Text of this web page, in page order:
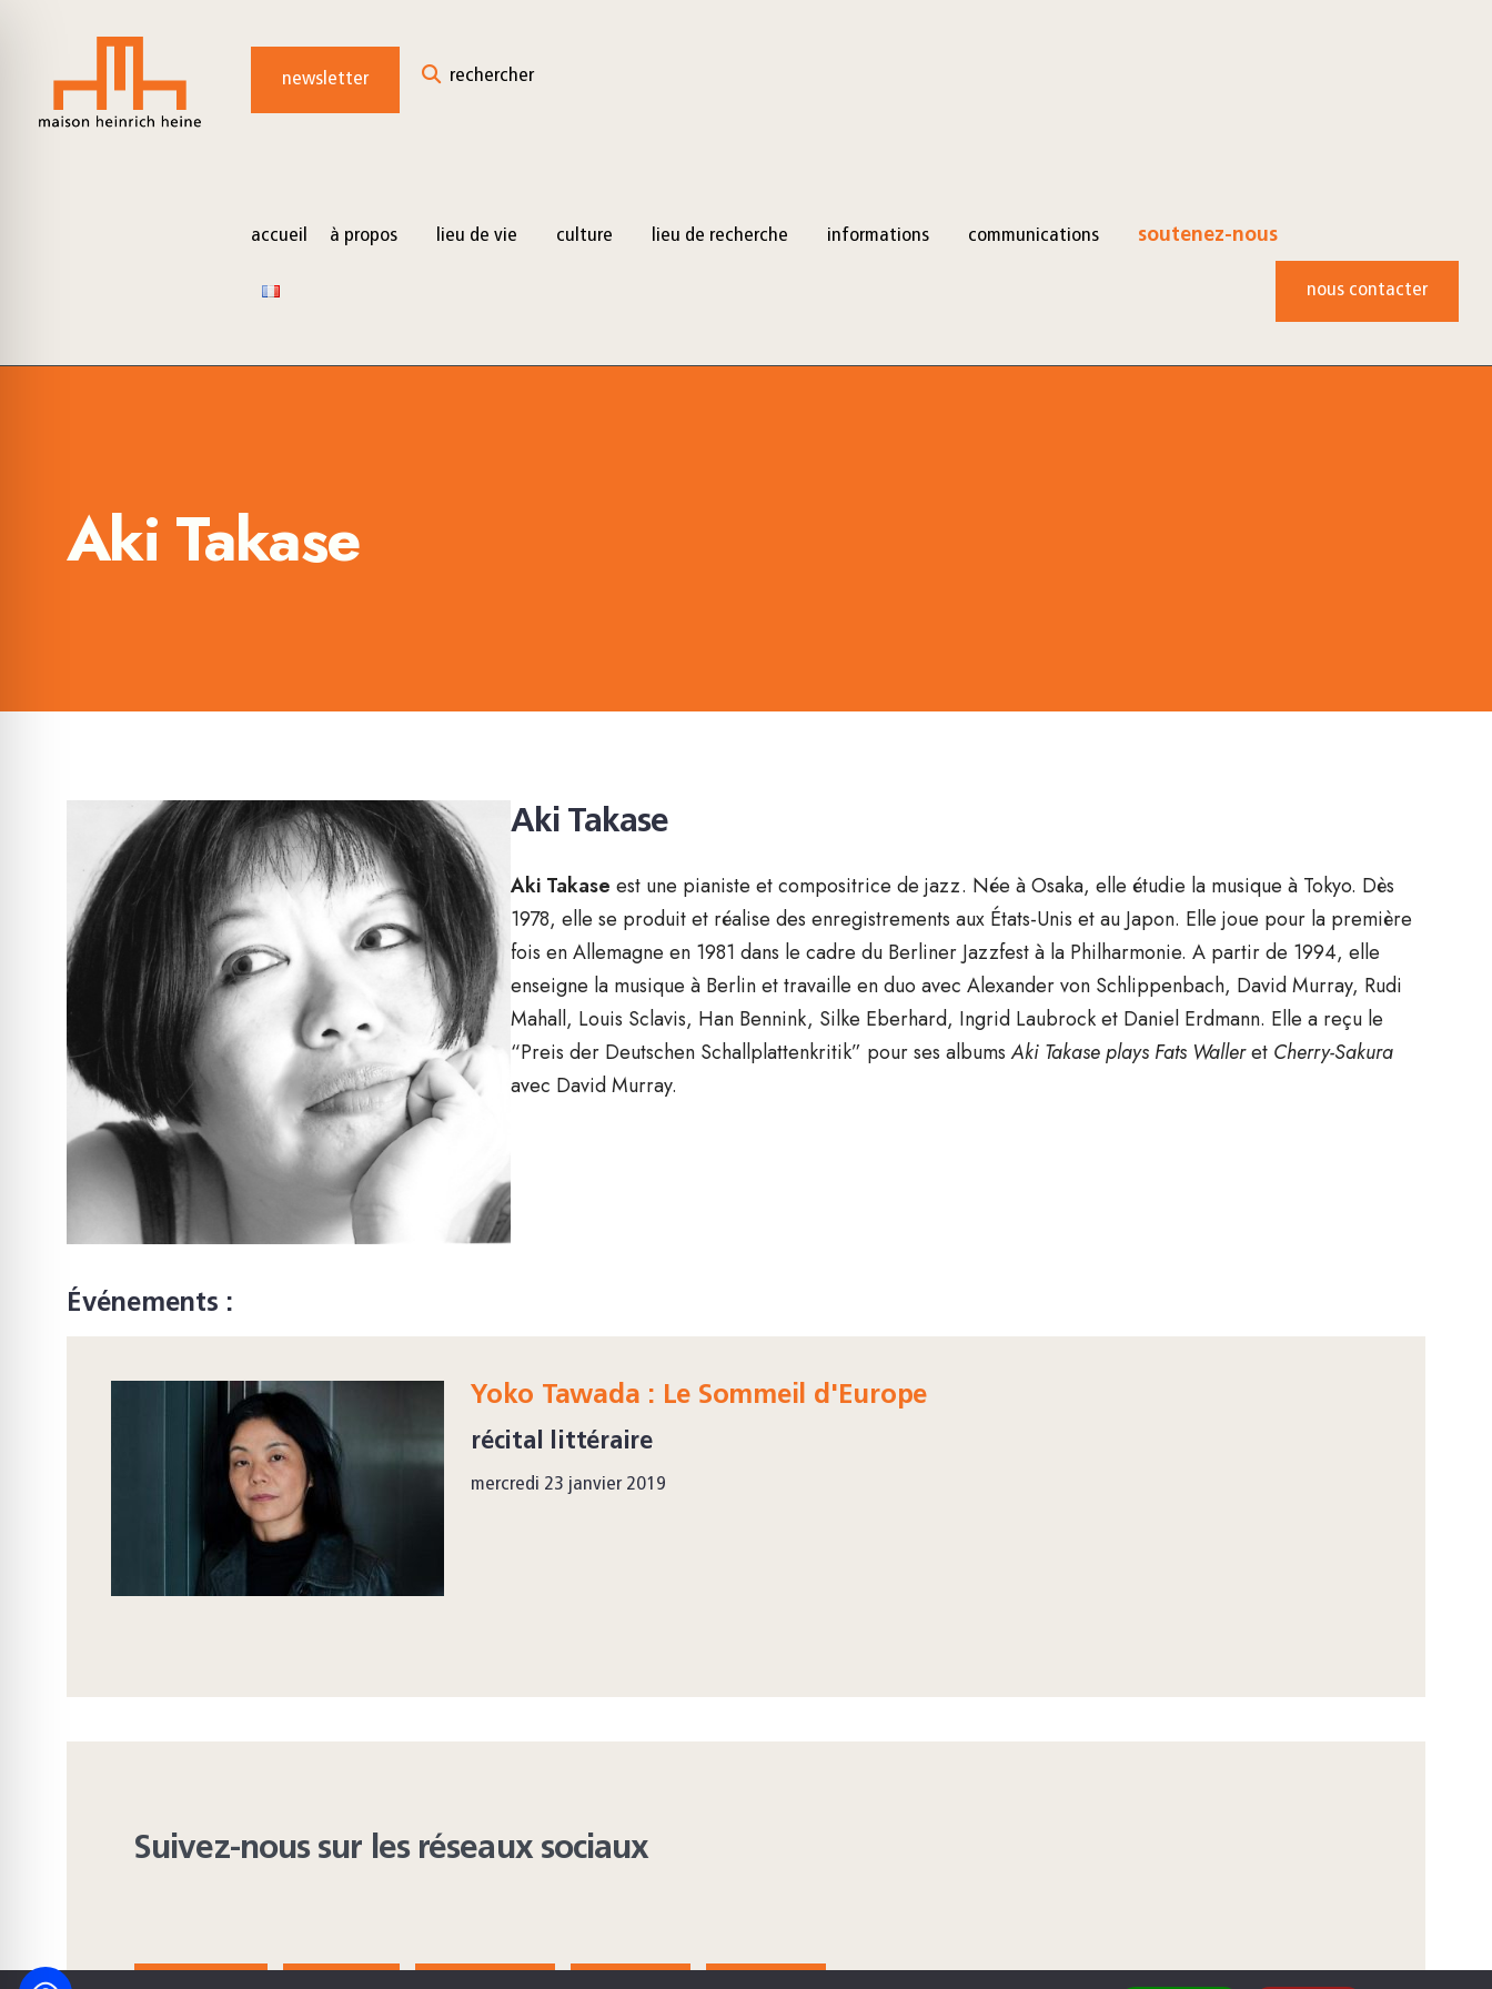
content
newsletter rechercher
accueil à propos lieu de vie culture lieu de recherche informations communications soutenez-nous
nous contacter
Aki Takase
Aki Takase
Aki Takase est une pianiste et compositrice de jazz. Née à Osaka, elle étudie la musique à Tokyo. Dès
1978, elle se produit et réalise des enregistrements aux États-Unis et au Japon. Elle joue pour la première
fois en Allemagne en 1981 dans le cadre du Berliner Jazzfest à la Philharmonie. A partir de 1994, elle
enseigne la musique à Berlin et travaille en duo avec Alexander von Schlippenbach, David Murray, Rudi
Mahall, Louis Sclavis, Han Bennink, Silke Eberhard, Ingrid Laubrock et Daniel Erdmann. Elle a reçu le
“Preis der Deutschen Schallplattenkritik” pour ses albumsAki Takase plays Fats Walleret Cherry-Sakura
avec David Murray.
Événements :
Yoko Tawada : Le Sommeil d'Europe
récital littéraire
mercredi 23 janvier 2019
Suivez-nous sur les réseaux sociaux